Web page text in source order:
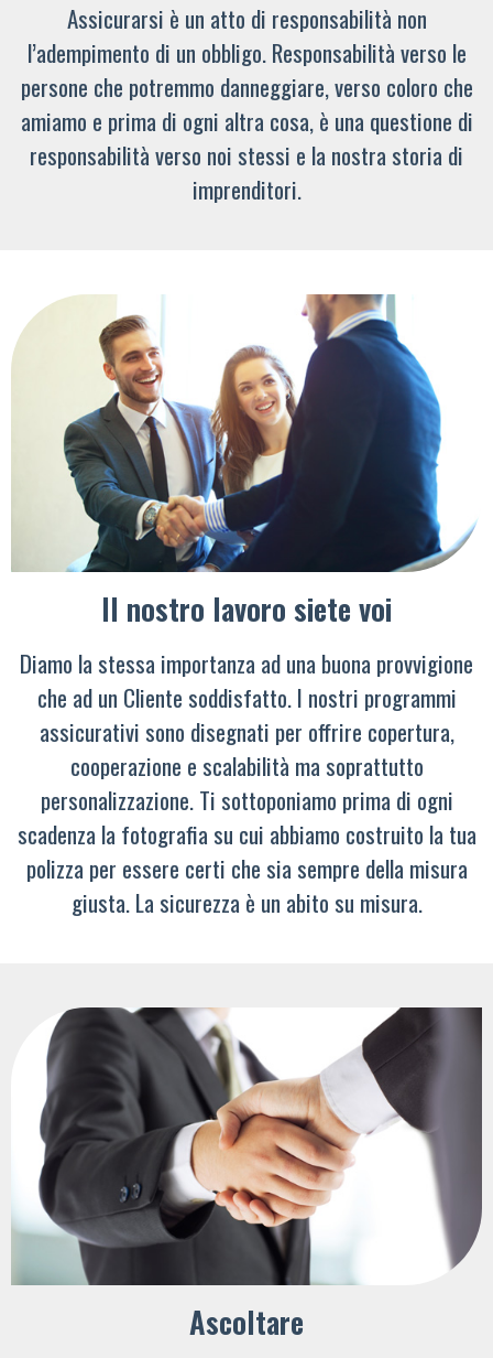
Assicurarsi è un atto di responsabilità non
l’adempimento di un obbligo. Responsabilità verso le
persone che potremmo danneggiare, verso coloro che
amiamo e prima di ogni altra cosa, è una questione di
responsabilità verso noi stessi e la nostra storia di
imprenditori.
Il nostro lavoro siete voi
Diamo la stessa importanza ad una buona provvigione
che ad un Cliente soddisfatto. I nostri programmi
assicurativi sono disegnati per offrire copertura,
cooperazione e scalabilità ma soprattutto
personalizzazione. Ti sottoponiamo prima di ogni
scadenza la fotografia su cui abbiamo costruito la tua
polizza per essere certi che sia sempre della misura
giusta. La sicurezza è un abito su misura.
Ascoltare